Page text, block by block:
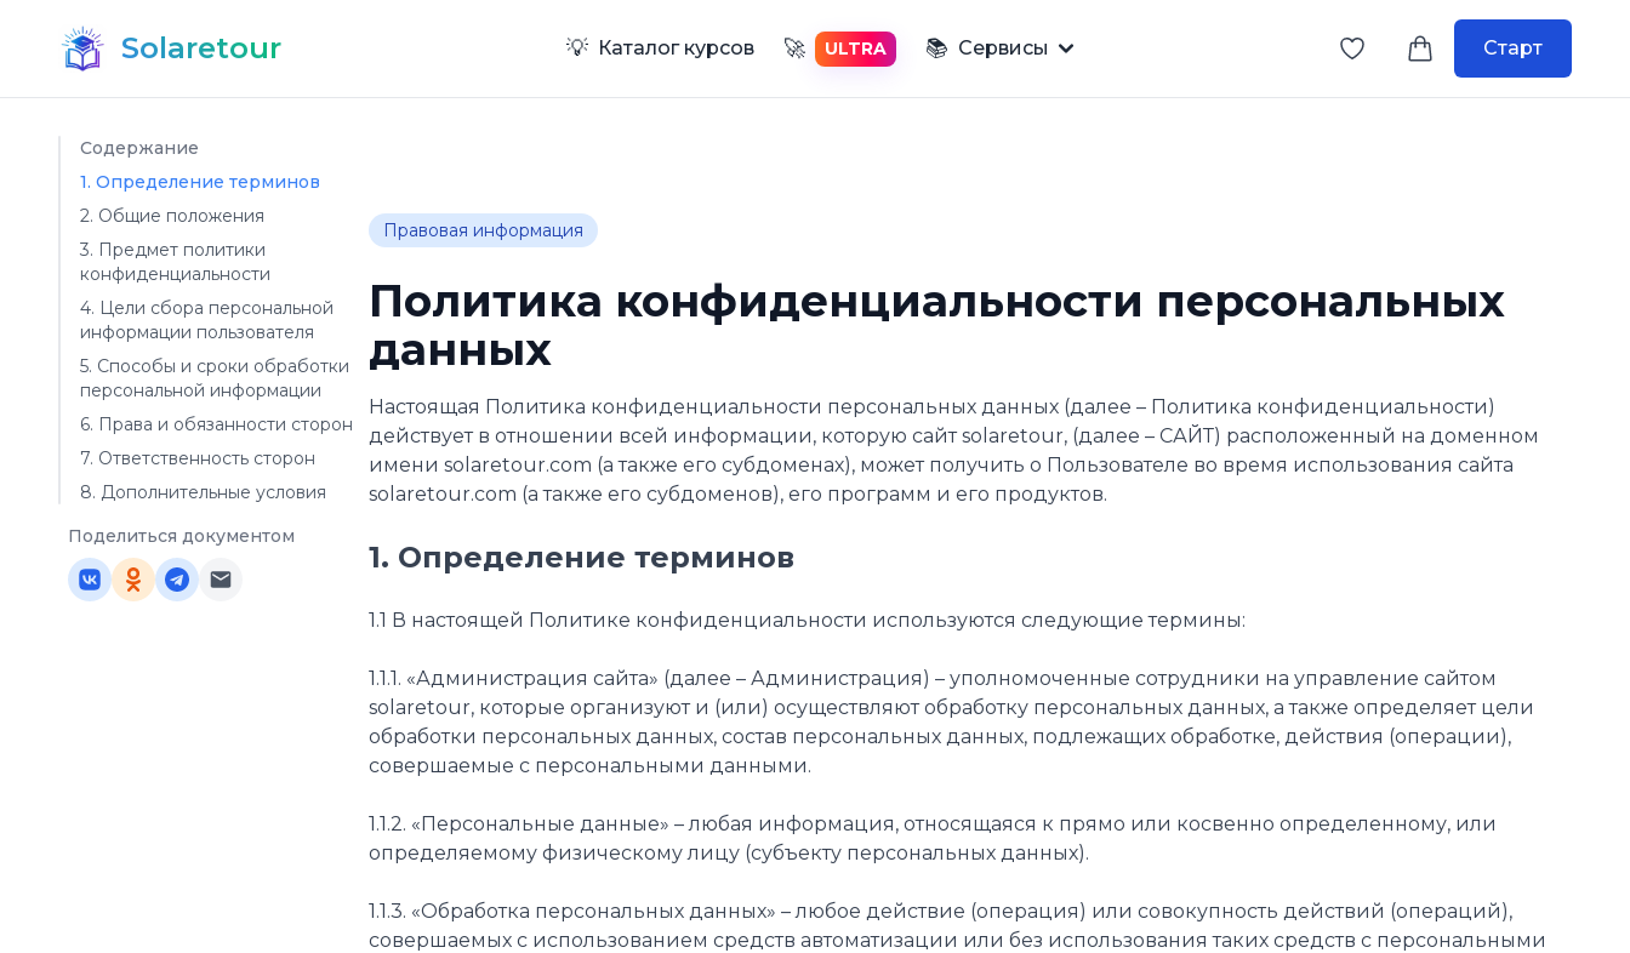
Solaretour Старт
💡 Каталог курсов 🚀 ULTRA 📚 Сервисы
Содержание
1. Определение терминов
2. Общие положения
3. Предмет политики
конфиденциальности
4. Цели сбора персональной
информации пользователя
5. Способы и сроки обработки
персональной информации
6. Права и обязанности сторон
7. Ответственность сторон
8. Дополнительные условия
Поделиться документом
Правовая информация
Политика конфиденциальности персональных
данных
Настоящая Политика конфиденциальности персональных данных (далее – Политика конфиденциальности)
действует в отношении всей информации, которую сайт solaretour, (далее – САЙТ) расположенный на доменном
имени solaretour.com (а также его субдоменах), может получить о Пользователе во время использования сайта
solaretour.com (а также его субдоменов), его программ и его продуктов.
1. Определение терминов
1.1 В настоящей Политике конфиденциальности используются следующие термины:
1.1.1. «Администрация сайта» (далее – Администрация) – уполномоченные сотрудники на управление сайтом
solaretour, которые организуют и (или) осуществляют обработку персональных данных, а также определяет цели
обработки персональных данных, состав персональных данных, подлежащих обработке, действия (операции),
совершаемые с персональными данными.
1.1.2. «Персональные данные» – любая информация, относящаяся к прямо или косвенно определенному, или
определяемому физическому лицу (субъекту персональных данных).
1.1.3. «Обработка персональных данных» – любое действие (операция) или совокупность действий (операций),
совершаемых с использованием средств автоматизации или без использования таких средств с персональными